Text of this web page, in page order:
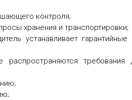
контроля;
хранения и транспортировки;
устанавливает
требования